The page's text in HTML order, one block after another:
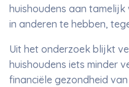
huishoudens aan
in anderen te hebben,
Uit het onderzoek blijkt
huishoudens iets minder
financiële gezondheid